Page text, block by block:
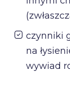
czynniki
na
wywiad